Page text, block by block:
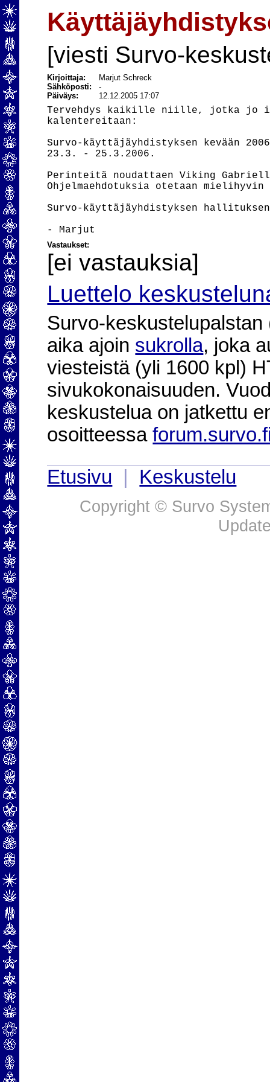
[viesti Survo-
Kirjoittaja:
Marjut Schreck
Sähköposti:-
Päiväys:
12.12.2005 17:07
Tervehdys kaikille niille, jotka jo
kalentereitaan:
Survo-käyttäjäyhdistyksen kevään
23.3. - 25.3.2006.
Perinteitä noudattaen Viking
Ohjelmaehdotuksia otetaan mielihyvin
Survo-käyttäjäyhdistyksen
Vastaukset:
[ei vastauksia]
Luettelo
Survo-
aika ajoin sukrolla, joka
viesteistä (yli 1600 kpl)
sivukokonaisuuden.
keskustelua on jatkettu
osoitteessa
Etusivu
Keskustelu
Copyright © Survo